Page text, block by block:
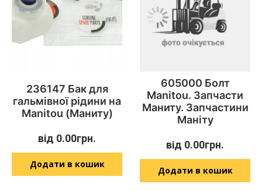
236147 Бак для
гальмівної рідини на
Manitou (Маниту)
від 0.00грн.
Додати в кошик
605000 Болт
Manitou. Запчасти
Маниту. Запчастини
Маніту
від 0.00грн.
Додати в кошик